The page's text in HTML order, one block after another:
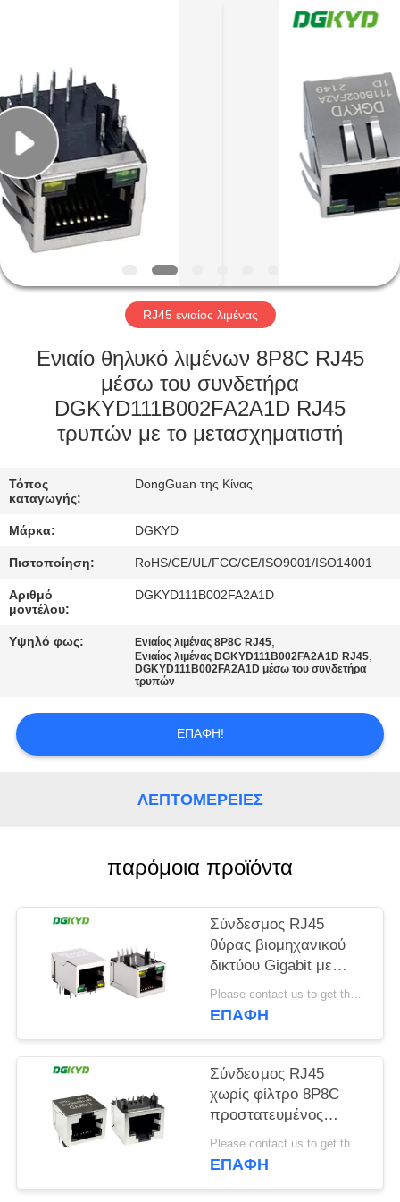
ΣΠΊΤΙ
ΠΡΟΪΌΝΤΑ
ΕΜΦΆΝΙΣΗ
VR
ΠΕΡΊΠΟΥ
ΕΡΓΟΣΤΑΣΊΩΝ
ΈΛΕΓΧΟΣ
ΕΛΆΤΕ
ΣΕ
ΕΠΑΦΉ
ΖΗΤΉΣΤΕ
ΈΝΑ
ΜΥΣΤΙΚΌΤΗΤΑΣ
Reserved.
RJ45 ενιαίος λιμένας
Ενιαίο θηλυκό λιμένων 8P8C RJ45
μέσω του συνδετήρα
DGKYD111B002FA2A1D RJ45
τρυπών με το μετασχηματιστή
Τόπος
καταγωγής:
DongGuan της Κίνας
Μάρκα: DGKYD
Πιστοποίηση: RoHS/CE/UL/FCC/CE/ISO9001/ISO14001
Αριθμό
μοντέλου:
DGKYD111B002FA2A1D
Υψηλό φως: Ενιαίος λιμένας 8P8C RJ45,
Ενιαίος λιμένας DGKYD111B002FA2A1D RJ45,
DGKYD111B002FA2A1D μέσω του συνδετήρα
τρυπών
ΕΠΑΦΉ!
ΛΕΠΤΟΜΈΡΕΙΕΣ
παρόμοια προϊόντα
Σύνδεσμος RJ45
θύρας βιομηχανικού
δικτύου Gigabit με
προστατευτική ζώνη
φωτός TAB DOWN
Please contact us to get the latest price. MOQ:1 Τεμάχιο
ΕΠΑΦΉ
Σύνδεσμος RJ45
χωρίς φίλτρο 8P8C
προστατευμένος
σύνδεσμος
DGKYD561188GWA1DY128
Please contact us to get the latest price. MOQ:1 Τεμάχιο
ΕΠΑΦΉ